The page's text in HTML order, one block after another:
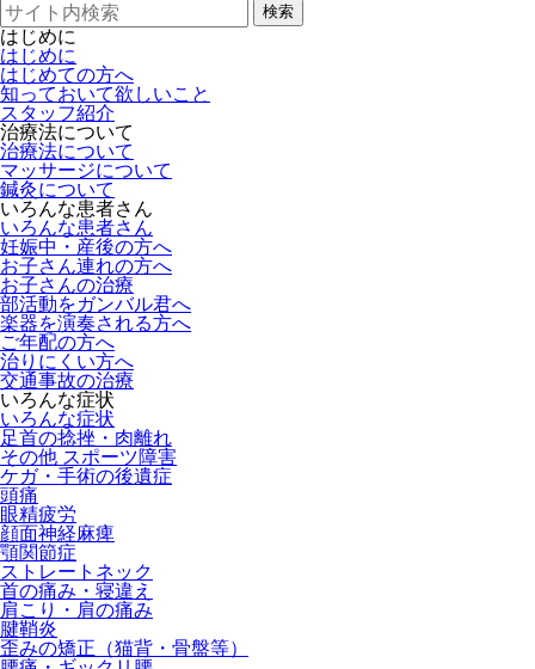
検索
はじめに
はじめに
はじめての方へ
知っておいて欲しいこと
スタッフ紹介
治療法について
治療法について
マッサージについて
鍼灸について
いろんな患者さん
いろんな患者さん
妊娠中・産後の方へ
お子さん連れの方へ
お子さんの治療
部活動をガンバル君へ
楽器を演奏される方へ
ご年配の方へ
治りにくい方へ
交通事故の治療
いろんな症状
いろんな症状
足首の捻挫・肉離れ
その他 スポーツ障害
ケガ・手術の後遺症
頭痛
眼精疲労
顔面神経麻痺
顎関節症
ストレートネック
首の痛み・寝違え
肩こり・肩の痛み
腱鞘炎
歪みの矯正（猫背・骨盤等）